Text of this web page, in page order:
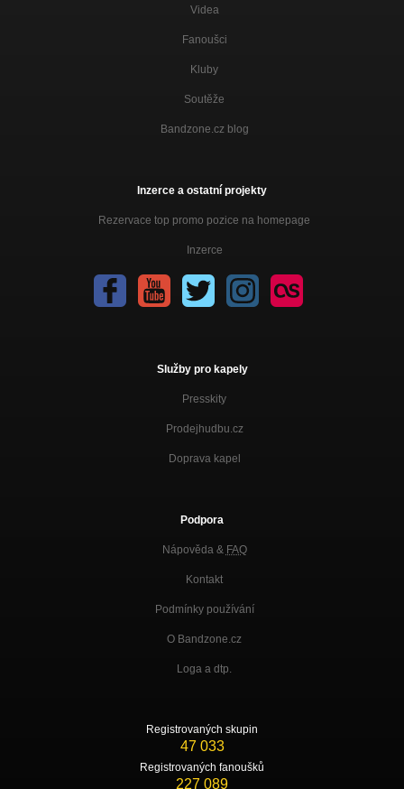
Videa
Fanoušci
Kluby
Soutěže
Bandzone.cz blog
Inzerce a ostatní projekty
Rezervace top promo pozice na homepage
Inzerce
Služby pro kapely
Presskity
Prodejhudbu.cz
Doprava kapel
Podpora
Nápověda & FAQ
Kontakt
Podmínky používání
O Bandzone.cz
Loga a dtp.
Registrovaných skupin
47 033
Registrovaných fanoušků
227 089